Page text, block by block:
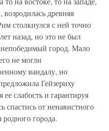
древняя
столкнулся с ней точно
назад, но это не был
город. Мало
не могли
вандалу, но
Гейзериху
слабость и гарантируя
спастись от ненавистного
города.